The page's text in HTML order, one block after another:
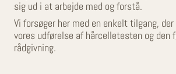
sig ud i at arbejde med og forstå.
Vi forsøger her med en enkelt tilgang,
vores udførelse af hårcelletesten og den
rådgivning.